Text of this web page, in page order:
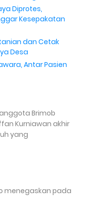
Diprotes,
Kesepakatan
dan Cetak
Desa
Antar Pasien
Brimob
Kurniawan akhir
yang
menegaskan pada